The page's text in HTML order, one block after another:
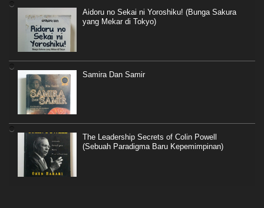
Aidoru no Sekai ni Yoroshiku! (Bunga Sakura
yang Mekar di Tokyo)
Samira Dan Samir
The Leadership Secrets of Colin Powell
(Sebuah Paradigma Baru Kepemimpinan)